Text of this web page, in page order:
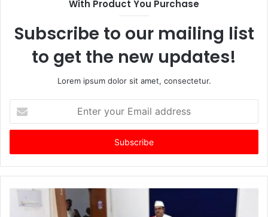
With Product You Purchase
Subscribe to our mailing list
to get the new updates!
Lorem ipsum dolor sit amet, consectetur.
your
Email